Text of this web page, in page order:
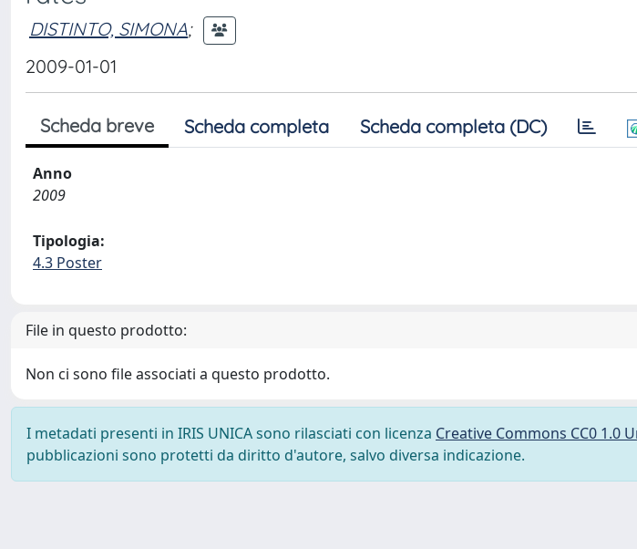
DISTINTO, SIMONA;
2009-01-01
Scheda breve Scheda completa Scheda completa (DC)
Anno
2009
Tipologia:
4.3 Poster
File in questo prodotto:
Non ci sono file associati a questo prodotto.
I metadati presenti in IRIS UNICA sono rilasciati con licenza Creative Commons CC0 1.0
pubblicazioni sono protetti da diritto d'autore, salvo diversa indicazione.